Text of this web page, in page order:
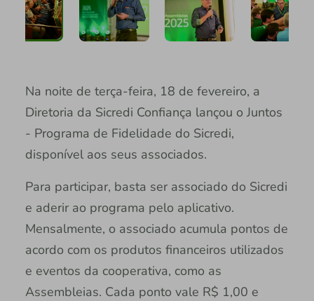
Na noite de terça-feira, 18 de fevereiro, a
Diretoria da Sicredi Confiança lançou o Juntos
- Programa de Fidelidade do Sicredi,
disponível aos seus associados.
Para participar, basta ser associado do Sicredi
e aderir ao programa pelo aplicativo.
Mensalmente, o associado acumula pontos de
acordo com os produtos financeiros utilizados
e eventos da cooperativa, como as
Assembleias. Cada ponto vale R$ 1,00 e